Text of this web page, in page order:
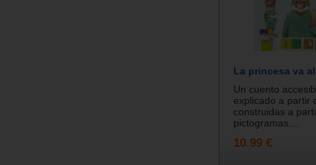
La princesa va
Un cuento
explicado a partir
construidas a
pictogramas....
10.99 €